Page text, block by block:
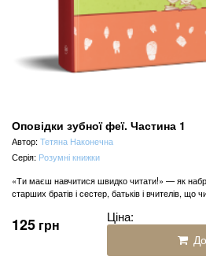
Оповідки зубної феї. Частина 1
Автор:Тетяна Наконечна
Серія: Розумні книжки
«Ти маєш навчитися швидко читати!» — як
старших братів і сестер, батьків і вчителів, що
Ціна:
125 грн